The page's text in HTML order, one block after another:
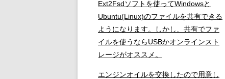
Ext2Fsdソフトを使ってWindowsと
Ubuntu(Linux)のファイルを共有できる
ようになります。しかし、共有でファ
イルを使うならUSBかオンラインスト
レージがオススメ。
エンジンオイルを交換したので用意し